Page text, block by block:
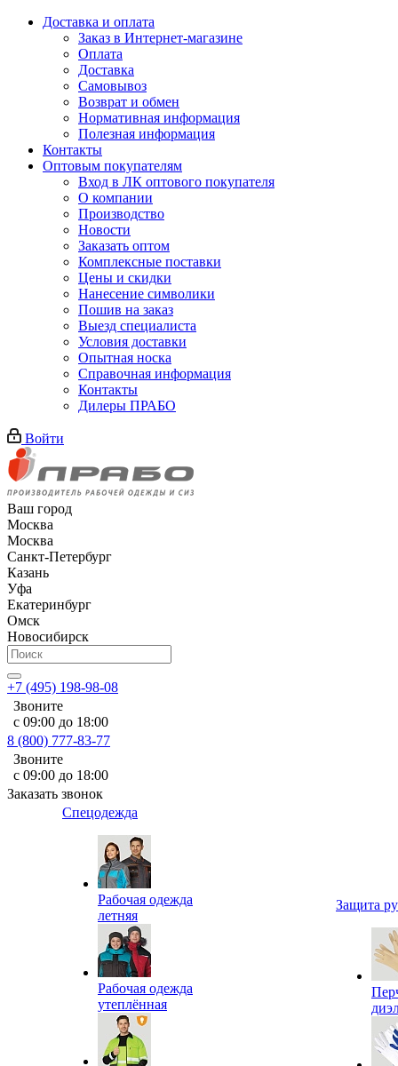
Доставка и оплата
Заказ в Интернет-магазине
Оплата
Доставка
Самовывоз
Возврат и обмен
Нормативная информация
Полезная информация
Контакты
Оптовым покупателям
Вход в ЛК оптового покупателя
О компании
Производство
Новости
Заказать оптом
Комплексные поставки
Цены и скидки
Нанесение символики
Пошив на заказ
Выезд специалиста
Условия доставки
Опытная носка
Справочная информация
Контакты
Дилеры ПРАБО
Войти
Ваш город
Москва
Москва
Санкт-Петербург
Казань
Уфа
Екатеринбург
Омск
Новосибирск
+7 (495) 198-98-08
Звоните
с 09:00 до 18:00
8 (800) 777-83-77
Звоните
с 09:00 до 18:00
Заказать звонок
Спецодежда
Рабочая одежда
летняя
Рабочая одежда
утеплённая
Защита